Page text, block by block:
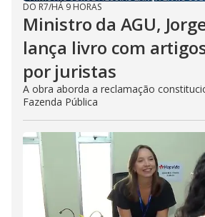
DO R7/HÁ 9 HORAS
Ministro da AGU,
lança livro com
por juristas
A obra aborda a reclamação
Fazenda Pública